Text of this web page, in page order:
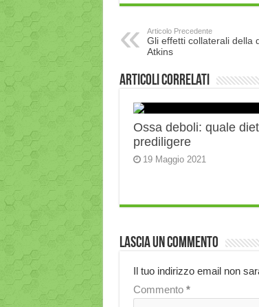
Articolo Precedente
Gli effetti collaterali della
Atkins
Articoli correlati
Ossa deboli: quale
prediligere
19 Maggio 2021
Lascia un commento
Il tuo indirizzo email non
Commento *